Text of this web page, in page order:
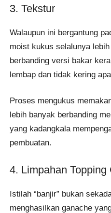
3. Tekstur
Walaupun ini bergantung
moist kukus selalunya
berbanding versi bakar
lembap dan tidak kering
Proses mengukus
lebih banyak berbanding
yang kadangkala
pembuatan.
4. Limpahan Topping
Istilah “banjir” bukan
menghasilkan ganache